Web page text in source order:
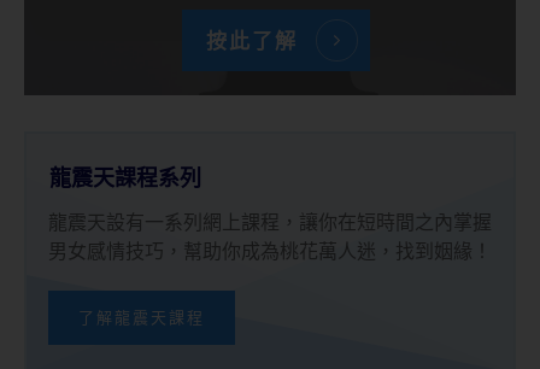
按此了解
龍震天課程系列
龍震天設有一系列網上課程，讓你在短時間之內掌握
男女感情技巧，幫助你成為桃花萬人迷，找到姻緣！
了解龍震天課程